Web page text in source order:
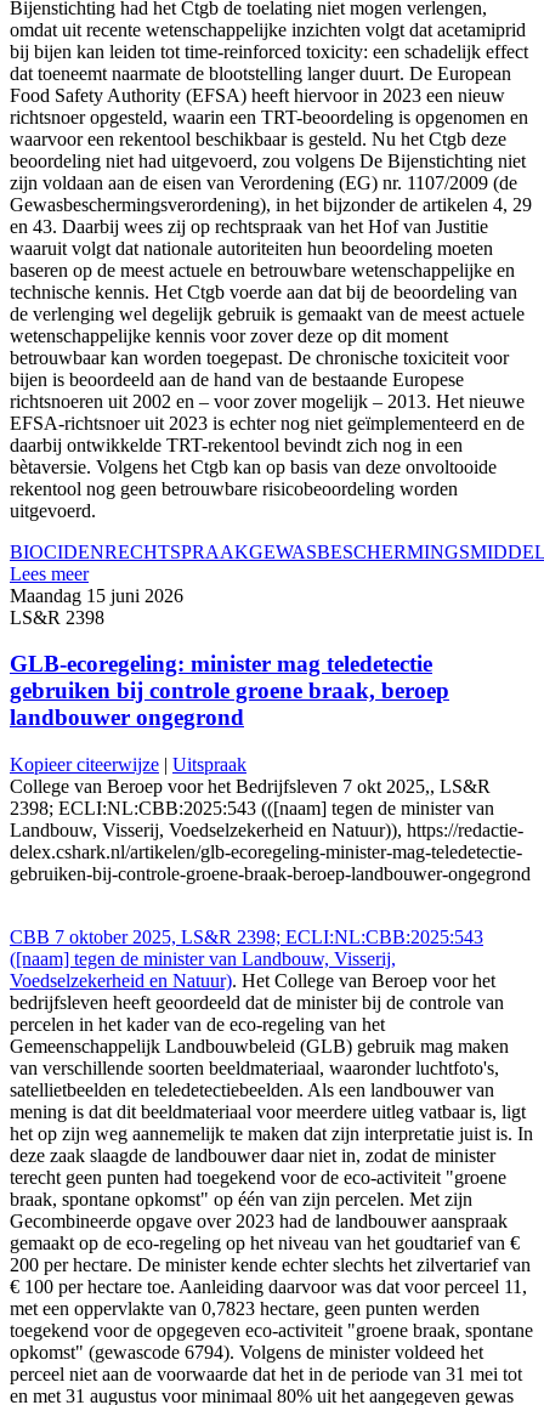
Bijenstichting had het Ctgb de toelating niet mogen verlengen,
omdat uit recente wetenschappelijke inzichten volgt dat acetamiprid
bij bijen kan leiden tot time-reinforced toxicity: een schadelijk effect
dat toeneemt naarmate de blootstelling langer duurt. De European
Food Safety Authority (EFSA) heeft hiervoor in 2023 een nieuw
richtsnoer opgesteld, waarin een TRT-beoordeling is opgenomen en
waarvoor een rekentool beschikbaar is gesteld. Nu het Ctgb deze
beoordeling niet had uitgevoerd, zou volgens De Bijenstichting niet
zijn voldaan aan de eisen van Verordening (EG) nr. 1107/2009 (de
Gewasbeschermingsverordening), in het bijzonder de artikelen 4, 29
en 43. Daarbij wees zij op rechtspraak van het Hof van Justitie
waaruit volgt dat nationale autoriteiten hun beoordeling moeten
baseren op de meest actuele en betrouwbare wetenschappelijke en
technische kennis. Het Ctgb voerde aan dat bij de beoordeling van
de verlenging wel degelijk gebruik is gemaakt van de meest actuele
wetenschappelijke kennis voor zover deze op dit moment
betrouwbaar kan worden toegepast. De chronische toxiciteit voor
bijen is beoordeeld aan de hand van de bestaande Europese
richtsnoeren uit 2002 en – voor zover mogelijk – 2013. Het nieuwe
EFSA-richtsnoer uit 2023 is echter nog niet geïmplementeerd en de
daarbij ontwikkelde TRT-rekentool bevindt zich nog in een
bètaversie. Volgens het Ctgb kan op basis van deze onvoltooide
rekentool nog geen betrouwbare risicobeoordeling worden
uitgevoerd.
BIOCIDENRECHTSPRAAK
Lees meer
Maandag 15 juni 2026
LS&R 2398
GLB-ecoregeling: minister mag teledetectie
gebruiken bij controle groene braak, beroep
landbouwer ongegrond
Kopieer citeerwijze | Uitspraak
College van Beroep voor het Bedrijfsleven 7 okt 2025,, LS&R
2398; ECLI:NL:CBB:2025:543 (([naam] tegen de minister van
Landbouw, Visserij, Voedselzekerheid en Natuur)), https://redactie-
delex.cshark.nl/artikelen/glb-ecoregeling-minister-mag-teledetectie-
gebruiken-bij-controle-groene-braak-beroep-landbouwer-ongegrond
CBB 7 oktober 2025, LS&R 2398; ECLI:NL:CBB:2025:543
([naam] tegen de minister van Landbouw, Visserij,
Voedselzekerheid en Natuur). Het College van Beroep voor het
bedrijfsleven heeft geoordeeld dat de minister bij de controle van
percelen in het kader van de eco-regeling van het
Gemeenschappelijk Landbouwbeleid (GLB) gebruik mag maken
van verschillende soorten beeldmateriaal, waaronder luchtfoto's,
satellietbeelden en teledetectiebeelden. Als een landbouwer van
mening is dat dit beeldmateriaal voor meerdere uitleg vatbaar is, ligt
het op zijn weg aannemelijk te maken dat zijn interpretatie juist is. In
deze zaak slaagde de landbouwer daar niet in, zodat de minister
terecht geen punten had toegekend voor de eco-activiteit "groene
braak, spontane opkomst" op één van zijn percelen. Met zijn
Gecombineerde opgave over 2023 had de landbouwer aanspraak
gemaakt op de eco-regeling op het niveau van het goudtarief van €
200 per hectare. De minister kende echter slechts het zilvertarief van
€ 100 per hectare toe. Aanleiding daarvoor was dat voor perceel 11,
met een oppervlakte van 0,7823 hectare, geen punten werden
toegekend voor de opgegeven eco-activiteit "groene braak, spontane
opkomst" (gewascode 6794). Volgens de minister voldeed het
perceel niet aan de voorwaarde dat het in de periode van 31 mei tot
en met 31 augustus voor minimaal 80% uit het aangegeven gewas